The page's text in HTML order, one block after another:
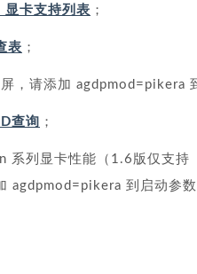
卡支持列表 ；
表 ；
，请添加 agdpmod=pikera
查询 ；
系列显卡性能（1.6版仅支持
到启动参数